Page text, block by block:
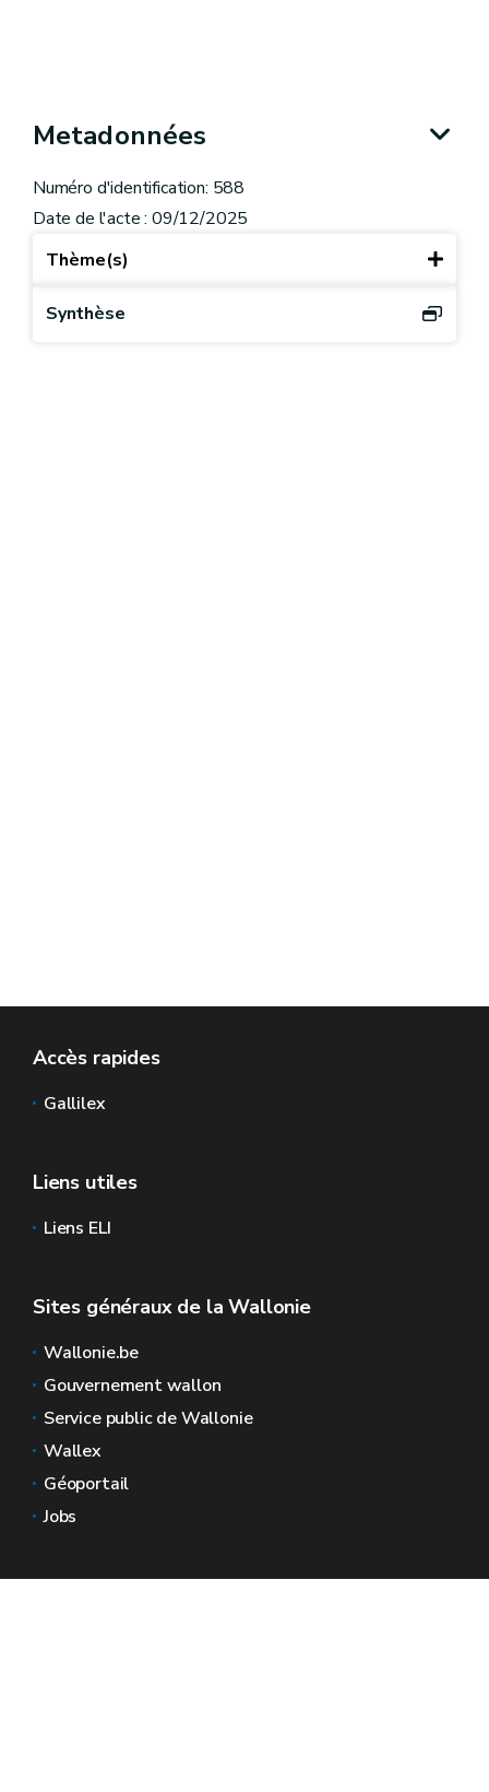
Metadonnées
Numéro d'identification: 588
Date de l'acte : 09/12/2025
Thème(s)
Synthèse
Accès rapides
Gallilex
Liens utiles
Liens ELI
Sites généraux de la Wallonie
Wallonie.be
Gouvernement wallon
Service public de Wallonie
Wallex
Géoportail
Jobs